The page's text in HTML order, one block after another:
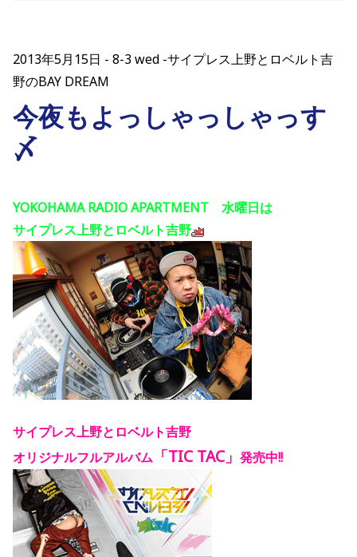
2013年5月15日
8-3 wed -サイプレス上野とロベルト吉
野のBAY DREAM
今夜もよっしゃっしゃっす
〆
YOKOHAMA RADIO APARTMENT 水曜日は
サイプレス上野とロベルト吉野
サイプレス上野とロベルト吉野
オリジナルフルアルバム 「TIC TAC」 発売中!!